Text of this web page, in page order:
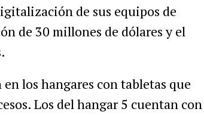
de sus equipos de
de 30 millones de dólares y el
los hangares con tabletas que
Los del hangar 5 cuentan con